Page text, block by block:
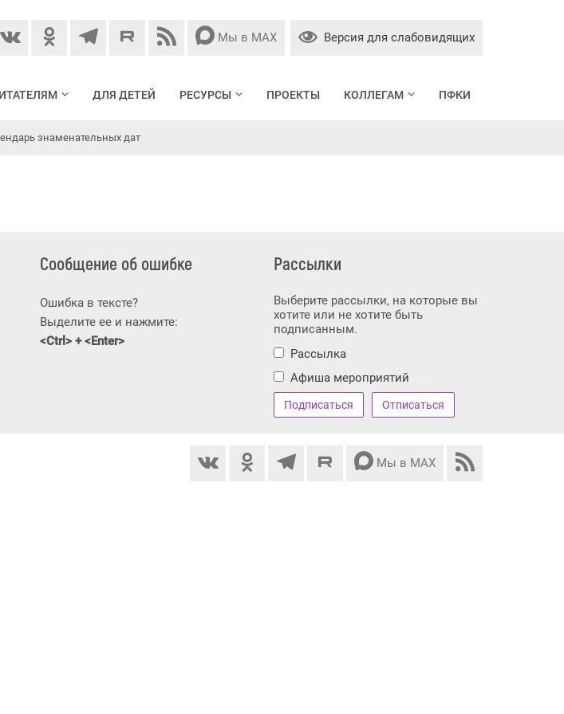
Мы в МАХ Версия для слабовидящих
ДЛЯ ДЕТЕЙ РЕСУРСЫ ПРОЕКТЫ КОЛЛЕГАМ ПФКИ
знаменательных дат
Сообщение об ошибке
Ошибка в тексте?
Выделите ее и нажмите:
<Ctrl> + <Enter>
Рассылки
Выберите рассылки, на которые вы
хотите или не хотите быть
подписанным.
Рассылка
Афиша мероприятий
Мы в МАХ